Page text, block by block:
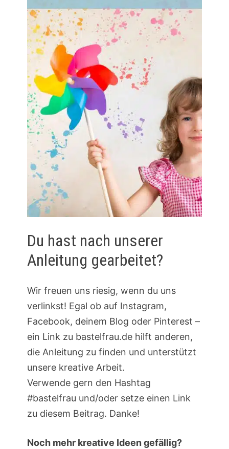
Du hast nach unserer
Anleitung gearbeitet?
Wir freuen uns riesig, wenn du uns
verlinkst! Egal ob auf Instagram,
Facebook, deinem Blog oder Pinterest –
ein Link zu bastelfrau.de hilft anderen,
die Anleitung zu finden und unterstützt
unsere kreative Arbeit.
Verwende gern den Hashtag
#bastelfrau und/oder setze einen Link
zu diesem Beitrag. Danke!
Noch mehr kreative Ideen gefällig?